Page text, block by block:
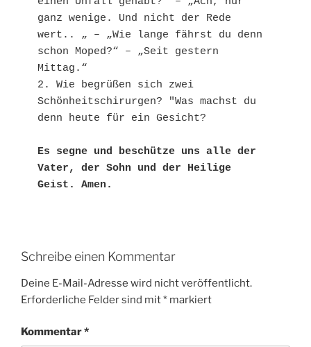
ganz wenige. Und nicht der Rede
wert.. „ – „Wie lange fährst du denn
schon Moped?“ – „Seit gestern
Mittag.“
2. Wie begrüßen sich zwei
Schönheitschirurgen? "Was machst du
denn heute für ein Gesicht?
Es segne und beschütze uns alle der
Vater, der Sohn und der Heilige
Geist. Amen.
Schreibe einen Kommentar
Deine E-Mail-Adresse wird nicht veröffentlicht.
Erforderliche Felder sind mit* markiert
Kommentar*